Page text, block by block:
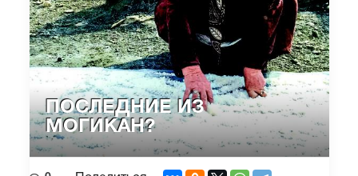
ПОСЛЕДНИЕ ИЗ
МОГИКАН?